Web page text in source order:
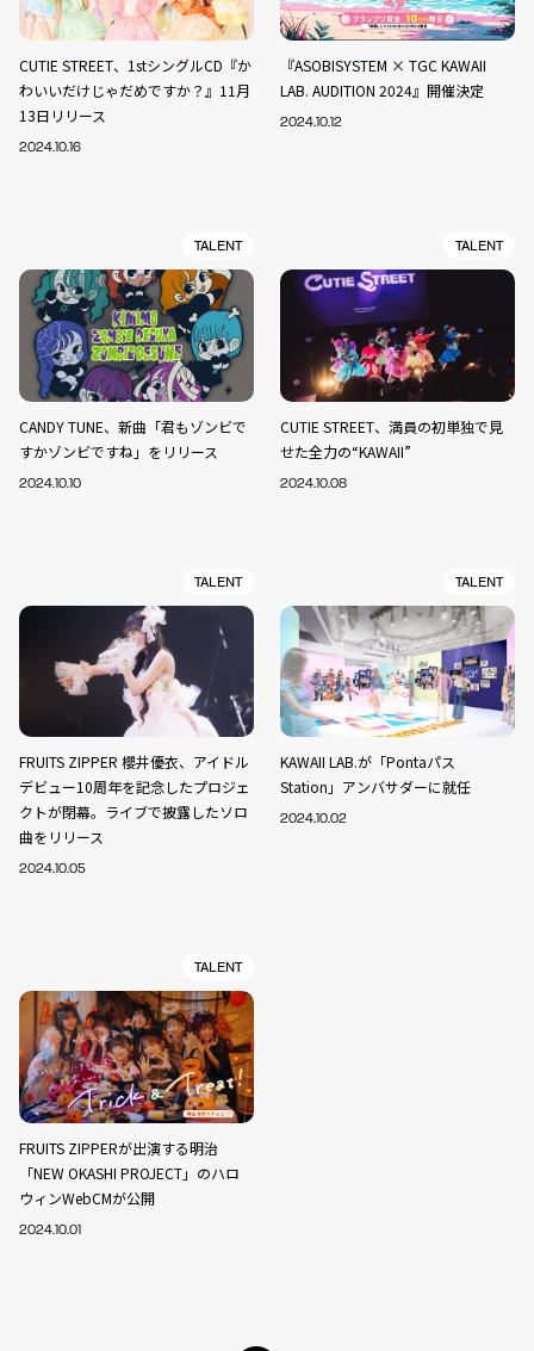
CUTIE STREET、1stシングルCD『か
わいいだけじゃだめですか？』11月
13日リリース
2024.10.16
『ASOBISYSTEM × TGC KAWAII
LAB. AUDITION 2024』開催決定
2024.10.12
TALENT
CANDY TUNE、新曲「君もゾンビで
すかゾンビですね」をリリース
2024.10.10
TALENT
CUTIE STREET、満員の初単独で見
せた全力の“KAWAII”
2024.10.08
TALENT
FRUITS ZIPPER 櫻井優衣、アイドル
デビュー10周年を記念したプロジェ
クトが閉幕。ライブで披露したソロ
曲をリリース
2024.10.05
TALENT
KAWAII LAB.が「Pontaパス
Station」アンバサダーに就任
2024.10.02
TALENT
FRUITS ZIPPERが出演する明治
「NEW OKASHI PROJECT」のハロ
ウィンWebCMが公開
2024.10.01